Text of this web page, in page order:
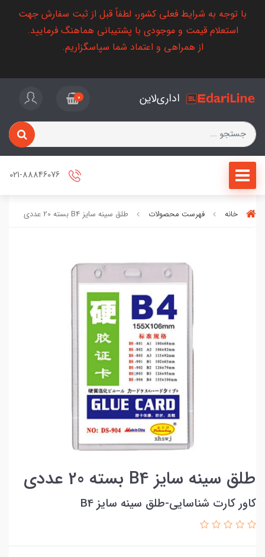
با توجه به شرایط فعلی کشور، لطفاً قبل از ثبت سفارش جهت
استعلام قیمت و موجودی با پشتیبانی هماهنگ فرمایید.
از همراهی و اعتماد شما سپاسگزاریم.
اداری‌لاین 0
خانه فهرست محصولات طلق سینه سایز B4 بسته 20 عددی
طلق سینه سایز B4 بسته 20 عددی
کاور کارت شناسایی-طلق سینه سایز B4